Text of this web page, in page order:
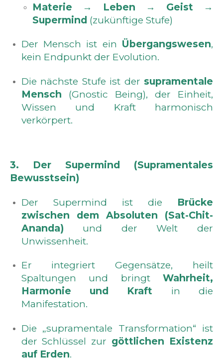
Materie → Leben → Geist →
Supermind (zukünftige Stufe)
Der Mensch ist ein Übergangswesen,
kein Endpunkt der Evolution.
Die nächste Stufe ist der supramentale
Mensch (Gnostic Being), der Einheit,
Wissen und Kraft harmonisch
verkörpert.
3. Der Supermind (Supramentales
Bewusstsein)
Der Supermind ist die Brücke
zwischen dem Absoluten (Sat-Chit-
Ananda) und der Welt der
Unwissenheit.
Er integriert Gegensätze, heilt
Spaltungen und bringt Wahrheit,
Harmonie und Kraft in die
Manifestation.
Die „supramentale Transformation“ ist
der Schlüssel zur göttlichen Existenz
auf Erden.